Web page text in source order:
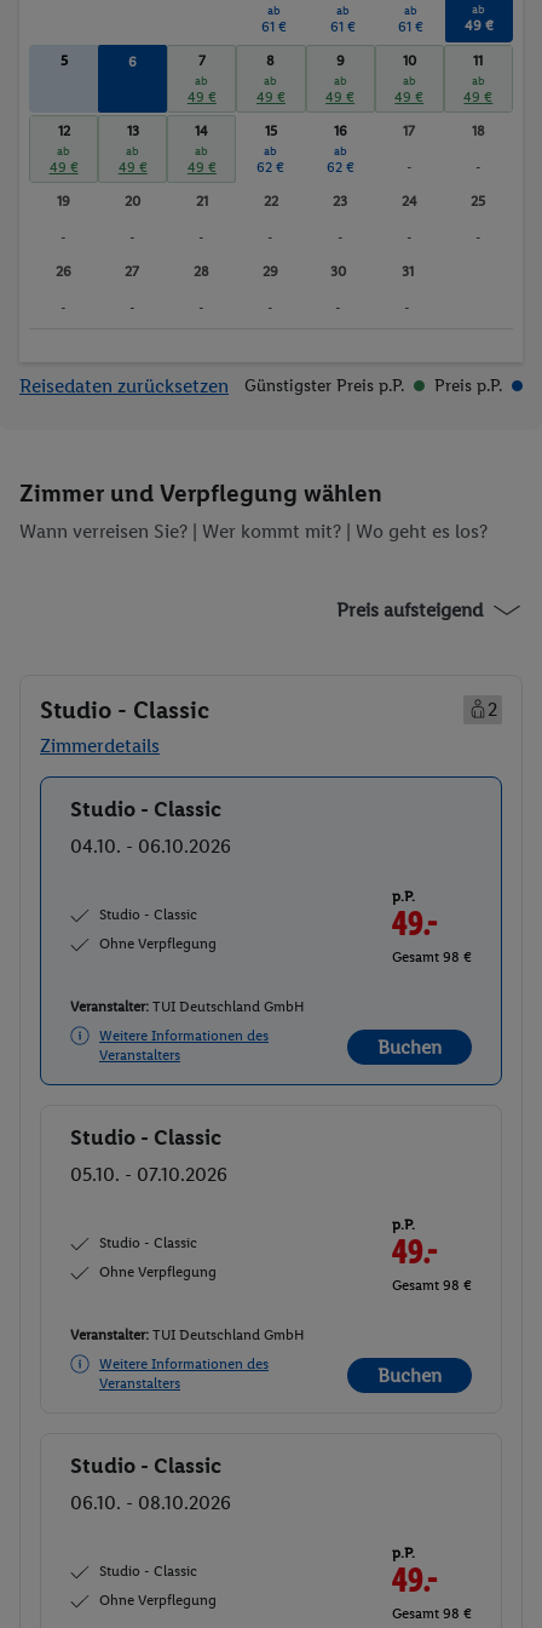
ab
61 €
ab
61 €
ab
61 €
ab
49 €
5 6 7
ab
49 €
8
ab
49 €
9
ab
49 €
10
ab
49 €
11
ab
49 €
12
ab
49 €
13
ab
49 €
14
ab
49 €
15
ab
62 €
16
ab
62 €
17
-
18
-
19
-
20
-
21
-
22
-
23
-
24
-
25
-
26
-
27
-
28
-
29
-
30
-
31
-
Reisedaten zurücksetzen Günstigster Preis p.P. Preis p.P.
Zimmer und Verpflegung wählen
Wann verreisen Sie? | Wer kommt mit? | Wo geht es los?
Preis aufsteigend
Studio - Classic
2
Zimmerdetails
Buchen
Studio - Classic
04.10. - 06.10.2026
Studio - Classic
Ohne Verpflegung
p.P.
49.-
Gesamt 98 €
Veranstalter: TUI Deutschland GmbH
Weitere Informationen des
Veranstalters
Buchen
Buchen
Studio - Classic
05.10. - 07.10.2026
Studio - Classic
Ohne Verpflegung
p.P.
49.-
Gesamt 98 €
Veranstalter: TUI Deutschland GmbH
Weitere Informationen des
Veranstalters
Buchen
Buchen
Studio - Classic
06.10. - 08.10.2026
Studio - Classic
Ohne Verpflegung
p.P.
49.-
Gesamt 98 €